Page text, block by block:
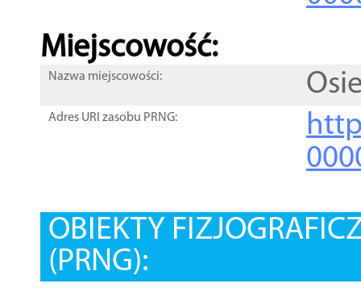
Miejscowość:
Nazwa miejscowości:
Adres URI zasobu PRNG:
OBIEKTY
(PRNG):